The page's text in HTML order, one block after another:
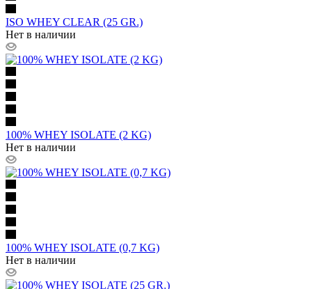
ISO WHEY CLEAR (25 GR.)
Нет в наличии
100% WHEY ISOLATE (2 KG)
Нет в наличии
100% WHEY ISOLATE (0,7 KG)
Нет в наличии